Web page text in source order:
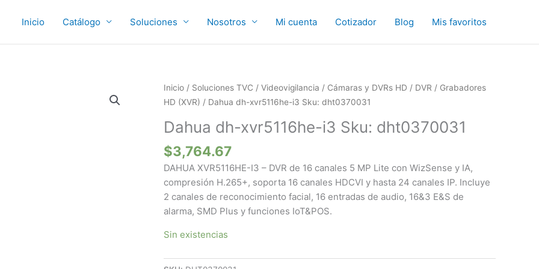
Inicio Catálogo Soluciones Nosotros Mi cuenta Cotizador Blog Mis favoritos
Inicio / Soluciones TVC / Videovigilancia / Cámaras y DVRs HD / DVR / Grabadores
HD (XVR) / Dahua dh-xvr5116he-i3 Sku: dht0370031
Dahua dh-xvr5116he-i3 Sku: dht0370031
$3,764.67
DAHUA XVR5116HE-I3 – DVR de 16 canales 5 MP Lite con WizSense y IA,
compresión H.265+, soporta 16 canales HDCVI y hasta 24 canales IP. Incluye
2 canales de reconocimiento facial, 16 entradas de audio, 16&3 E&S de
alarma, SMD Plus y funciones IoT&POS.
Sin existencias